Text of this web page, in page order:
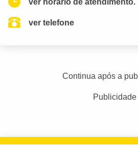
ver telefone
Continua após a
Publicidade